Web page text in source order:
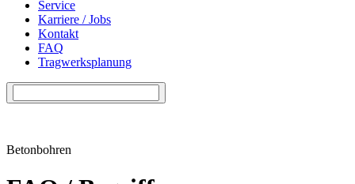
Service
Karriere / Jobs
Kontakt
FAQ
Tragwerksplanung
Betonbohren